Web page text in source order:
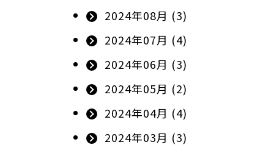
2024年08月 (3)
2024年07月 (4)
2024年06月 (3)
2024年05月 (2)
2024年04月 (4)
2024年03月 (3)